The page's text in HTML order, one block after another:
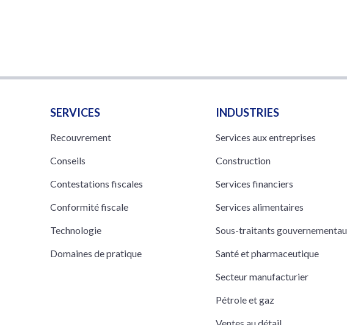
SERVICES
Recouvrement
Conseils
Contestations fiscales
Conformité fiscale
Technologie
Domaines de pratique
INDUSTRIES
Services aux entreprises
Construction
Services financiers
Services alimentaires
Sous-traitants
Santé et pharmaceutique
Secteur manufacturier
Pétrole et gaz